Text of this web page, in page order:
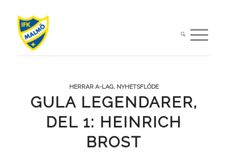
HERRAR A-LAG, NYHETSFLÖDE
GULA LEGENDARER,
DEL 1: HEINRICH
BROST